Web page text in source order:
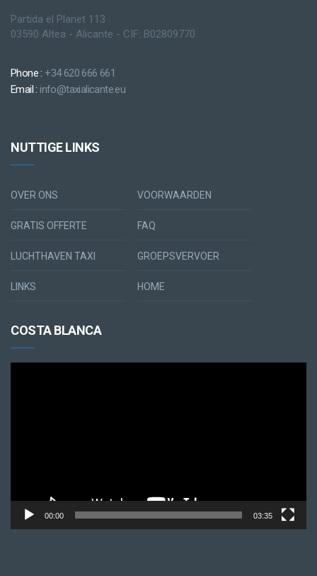
Partida el Planet 113
03590 Altea - Alicante - CIF: B02809770
Phone : +34 620 666 661
Email : info@taxialicante.eu
NUTTIGE LINKS
OVER ONS VOORWAARDEN
GRATIS OFFERTE FAQ
LUCHTHAVEN TAXI GROEPSVERVOER
LINKS HOME
COSTA BLANCA
00:00 03:35